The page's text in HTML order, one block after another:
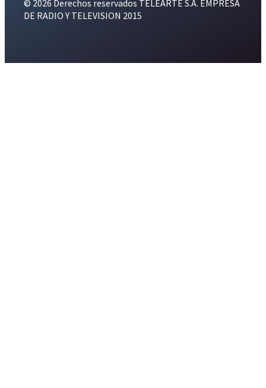
© 2026 Derechos reservados TELEARTE S.A. EMPRESA
DE RADIO Y TELEVISION 2015